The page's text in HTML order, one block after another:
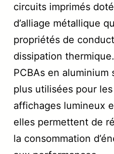
circuits imprimés
d’alliage métallique
propriétés de
dissipation
PCBAs en aluminium
plus utilisées pour
affichages lumineux
elles permettent de
la consommation